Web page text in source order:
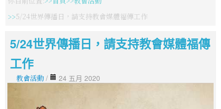
5/24世界傳播日，請支持教會媒體福傳工作
5/24世界傳播日，請支持教會媒體福傳
工作
教會活動 / 24 五月 2020